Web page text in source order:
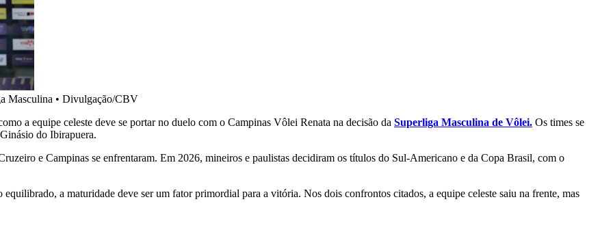
Masculina • Divulgação/CBV
a equipe celeste deve se portar no duelo com o Campinas Vôlei Renata na decisão da Superliga Masculina de Vôlei. Os times se
do Ibirapuera.
e Campinas se enfrentaram. Em 2026, mineiros e paulistas decidiram os títulos do Sul-Americano e da Copa Brasil, com o
a maturidade deve ser um fator primordial para a vitória. Nos dois confrontos citados, a equipe celeste saiu na frente, mas